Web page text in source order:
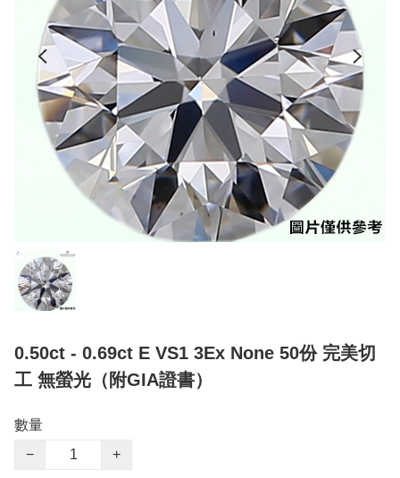
0.50ct - 0.69ct E VS1 3Ex None 50份 完美切
工 無螢光（附GIA證書）
數量
−
+